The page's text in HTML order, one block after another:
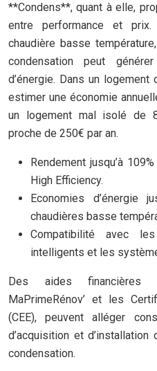
**Condens**, quant à elle,
entre performance et
chaudière basse
condensation peut
d’énergie. Dans un
estimer une économie
un logement mal isolé de
proche de 250€ par an.
Rendement jusqu’à
High Efficiency.
Economies d’énergie
chaudières basse
Compatibilité avec
intelligents et les
Des aides financières
MaPrimeRénov’ et les
(CEE), peuvent alléger
d’acquisition et d’installation
condensation.